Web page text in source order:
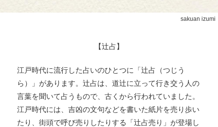
sakuan izumi
【辻占】
江戸時代に流行した占いのひとつに「辻占（つじう
ら）」があります。辻占は、道辻に立って行き交う人の
言葉を聞いて占うもので、古くから行われていました。
江戸時代には、吉凶の文句などを書いた紙片を売り歩い
たり、街頭で呼び売りしたりする「辻占売り」が登場し